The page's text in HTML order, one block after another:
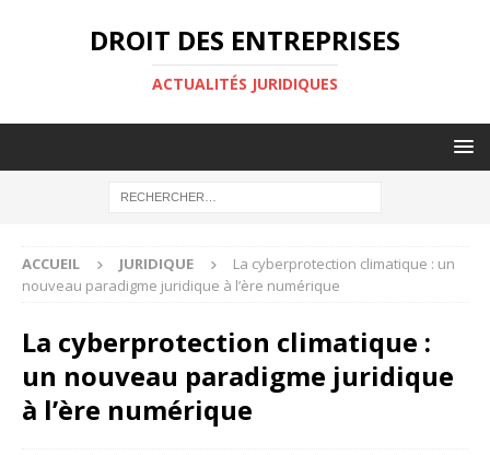
DROIT DES ENTREPRISES
ACTUALITÉS JURIDIQUES
ACCUEIL JURIDIQUE
La cyberprotection climatique : un
nouveau paradigme juridique à l’ère numérique
La cyberprotection climatique :
un nouveau paradigme juridique
à l’ère numérique